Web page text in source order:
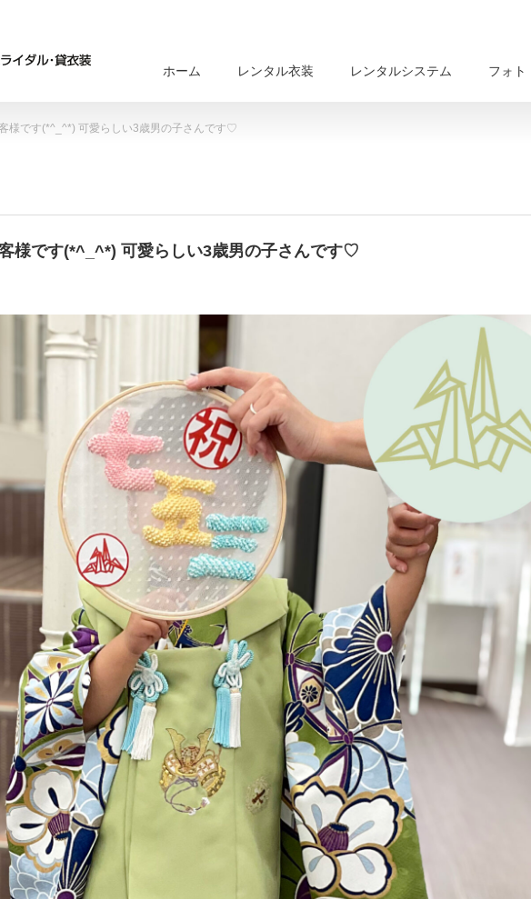
ホーム レンタル衣装 レンタルシステム フォト
様です(*^_^*) 可愛らしい3歳男の子さんです♡
様です(*^_^*) 可愛らしい3歳男の子さんです♡